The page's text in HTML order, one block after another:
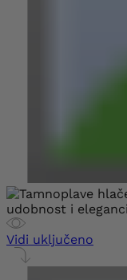
Vidi uključeno